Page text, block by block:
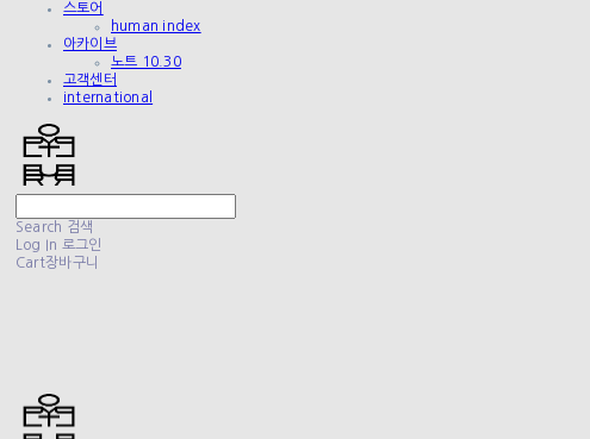
스토어
human index
아카이브
노트 10.30
고객센터
international
Search 검색
Log In 로그인
Cart장바구니